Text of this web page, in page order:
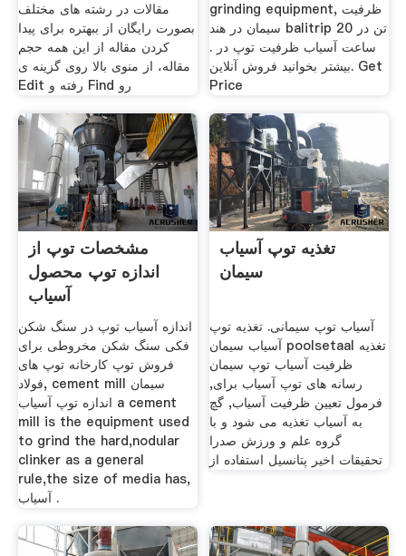
مقالات در رشته های مختلف
بصورت رایگان از ببهتره برای پیدا
کردن مقاله از این همه حجم
مقاله، از منوی بالا روی گزینه ی
Edit رفته و Find رو
grinding equipment, ظرفیت
سیمان در هند balitrip 20 تن در
ساعت آسیاب ظرفیت توپ در .
بیشتر بخوانید فروش آنلاین. Get
Price
مشخصات توپ از
اندازه توپ محصول
آسیاب
اندازه آسیاب توپ در سنگ شکن
فکی سنگ شکن مخروطی برای
فروش توپ کارخانه توپ های
فولاد, cement mill سیمان
اندازه توپ آسیاب a cement
mill is the equipment used
to grind the hard,nodular
clinker as a general
rule,the size of media has,
آسیاب .
تغذیه توپ آسیاب
سیمان
آسیاب توپ سیمانی. تغذیه توپ
آسیاب سیمان poolsetaal تغذیه
ظرفیت آسیاب توپ سیمان
رسانه های توپ آسیاب برای,
فرمول تعیین ظرفیت آسیاب, گچ
به آسیاب تغذیه می شود و با
گروه علم و ورزش صدرا
تحقیقات اخیر پتانسیل استفاده از